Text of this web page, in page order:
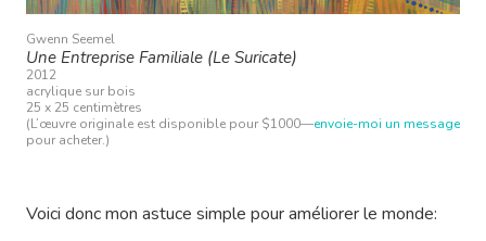
Gwenn Seemel
Une Entreprise Familiale (Le Suricate)
2012
acrylique sur bois
25 x 25 centimètres
(L’œuvre originale est disponible pour $1000—envoie-moi un message
pour acheter.)
Voici donc mon astuce simple pour améliorer le monde: